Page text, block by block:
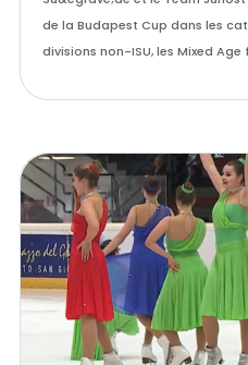
de la Budapest Cup dans les
divisions non-ISU, les Mixed